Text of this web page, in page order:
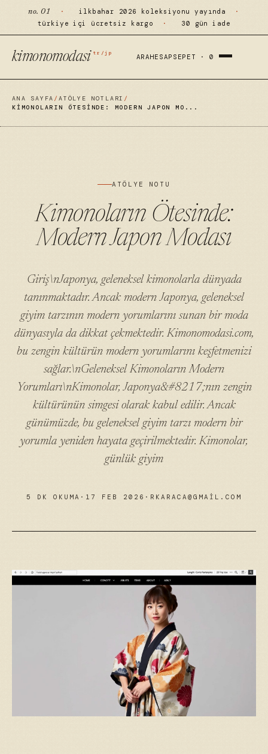
no. 01 · ilkbahar 2026 koleksiyonu yayında
·
türkiye içi ücretsiz kargo
· 30 gün iade
kimonomodasi tr/jp
ARAHESAP SEPET ·0
ANA SAYFA /ATÖLYE NOTLARI /
KIMONOLARIN ÖTESINDE: MODERN JAPON MO...
ATÖLYE NOTU
Kimonoların Ötesinde:
Modern Japon Modası
Giriş\nJaponya, geleneksel kimonolarla dünyada
tanınmaktadır. Ancak modern Japonya, geleneksel
giyim tarzının modern yorumlarını sunan bir moda
dünyasıyla da dikkat çekmektedir. Kimonomodasi.com,
bu zengin kültürün modern yorumlarını keşfetmenizi
sağlar.\nGeleneksel Kimonoların Modern
Yorumları\nKimonolar, Japonya&#8217;nın zengin
kültürünün simgesi olarak kabul edilir. Ancak
günümüzde, bu geleneksel giyim tarzı modern bir
yorumla yeniden hayata geçirilmektedir. Kimonolar,
günlük giyim
5 DK OKUMA · 17 FEB 2026 · RKARACA@GMAIL.COM